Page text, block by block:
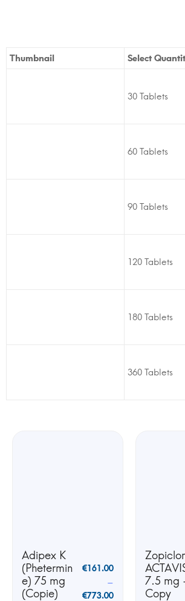
Thumbnail Select
30 Tablets
60 Tablets
90 Tablets
120 Tablets
180 Tablets
360 Tablets
Adipex K
(Phetermin
e) 75 mg
(Copie)
€161.00
–
€773.00
7.5 mg
Copy